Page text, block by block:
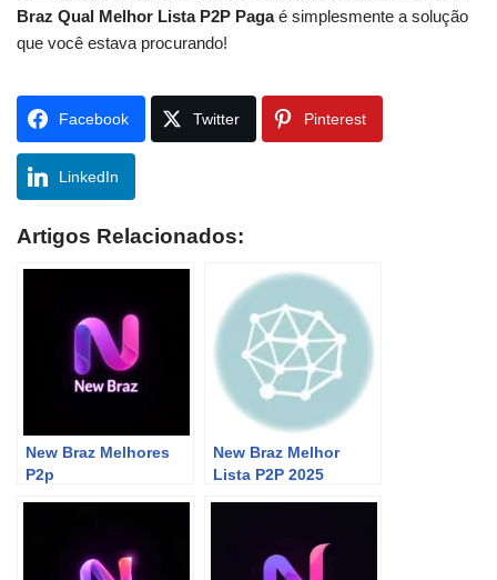
Braz Qual Melhor Lista P2P Pagaé simplesmente a solução
que você estava procurando!
Facebook Twitter Pinterest
LinkedIn
Artigos Relacionados:
New Braz Melhores
P2p
New Braz Melhor
Lista P2P 2025